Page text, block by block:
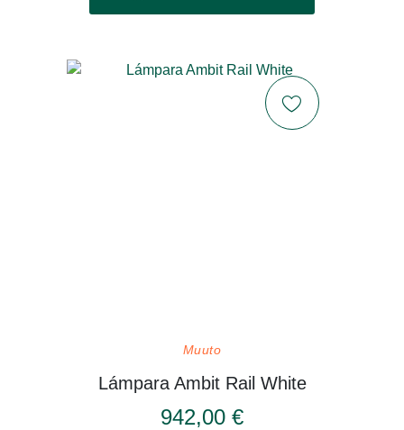
Muuto
Lámpara Ambit Rail White
942,00 €